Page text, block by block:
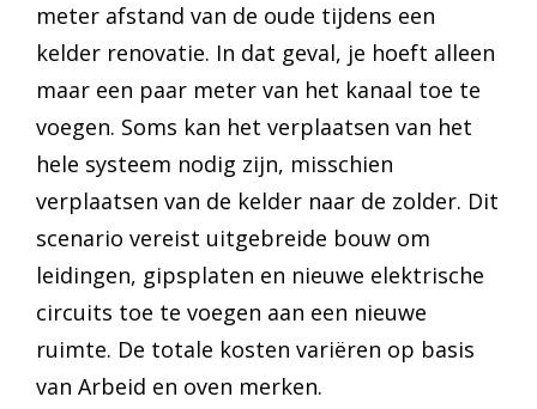
meter afstand van de oude tijdens een
kelder renovatie. In dat geval, je hoeft alleen
maar een paar meter van het kanaal toe te
voegen. Soms kan het verplaatsen van het
hele systeem nodig zijn, misschien
verplaatsen van de kelder naar de zolder. Dit
scenario vereist uitgebreide bouw om
leidingen, gipsplaten en nieuwe elektrische
circuits toe te voegen aan een nieuwe
ruimte. De totale kosten variëren op basis
van Arbeid en oven merken.